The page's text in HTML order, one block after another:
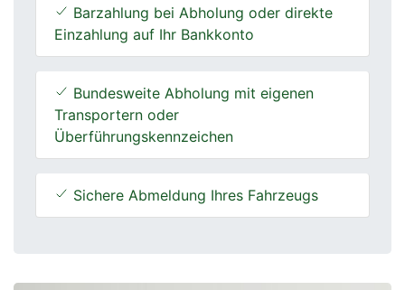
Barzahlung bei Abholung oder direkte
Einzahlung auf Ihr Bankkonto
Bundesweite Abholung mit eigenen
Transportern oder
Überführungskennzeichen
Sichere Abmeldung Ihres Fahrzeugs